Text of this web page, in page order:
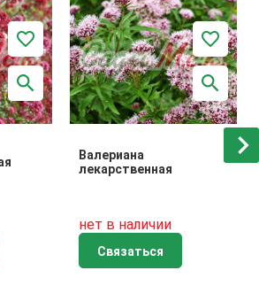
Валериана
лекарственная
нет в наличии
Связаться